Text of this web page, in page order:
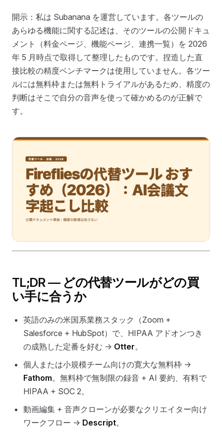
開示：私は Subanana を運営しています。各ツールの
あらゆる機能に関する記述は、そのツールの公開ドキュ
メント（料金ページ、機能ページ、連携一覧）を 2026
年 5 月時点で取得して整理したものです。捏造した直
接比較の精度ベンチマークは使用していません。各ツー
ルには無料枠または無料トライアルがあるため、精度の
判断はそこで自分の音声を使って確かめるのが正解で
す。
TL;DR — どの代替ツールがどの買
い手に合うか
英語のみの米国系業務スタック（Zoom +
Salesforce + HubSpot）で、HIPAA アドオンつき
の成熟した定番を好む → Otter。
個人または小規模チーム向けの寛大な無料枠 →
Fathom。無料枠で無制限の録音 + AI 要約、有料で
HIPAA + SOC 2。
動画編集 + 音声クローンが必要なクリエイター向け
ワークフロー → Descript。